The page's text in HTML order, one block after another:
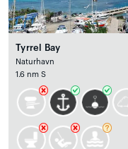
Tyrrel Bay
Naturhavn
1.6 nm S